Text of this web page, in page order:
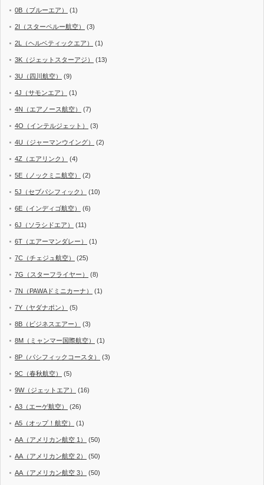
0B（ブルーエア） (1)
2I（スターペルー航空） (3)
2L（ヘルベティックエア） (1)
3K（ジェットスターアジ） (13)
3U（四川航空） (9)
4J（サモンエア） (1)
4N（エアノース航空） (7)
4O（インテルジェット） (3)
4U（ジャーマンウイング） (2)
4Z（エアリンク） (4)
5E（ノックミニ航空） (2)
5J（セブパシフィック） (10)
6E（インディゴ航空） (6)
6J（ソラシドエア） (11)
6T（エアーマンダレー） (1)
7C（チェジュ航空） (25)
7G（スターフライヤー） (8)
7N（PAWAドミニカーナ） (1)
7Y（ヤダナポン） (5)
8B（ビジネスエアー） (3)
8M（ミャンマー国際航空） (1)
8P（パシフィックコースタ） (3)
9C（春秋航空） (5)
9W（ジェットエア） (16)
A3（エーゲ航空） (26)
A5（オップ！航空） (1)
AA（アメリカン航空 1） (50)
AA（アメリカン航空 2） (50)
AA（アメリカン航空 3） (50)